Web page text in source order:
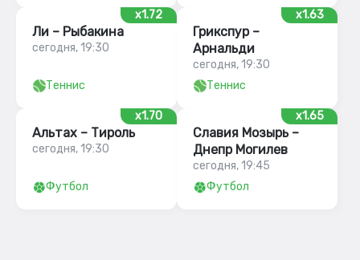
x1.72
Ли – Рыбакина
сегодня, 19:30
Теннис
x1.63
Грикспур –
Арнальди
сегодня, 19:30
Теннис
x1.70
Альтах – Тироль
сегодня, 19:30
Футбол
x1.65
Славия Мозырь –
Днепр Могилев
сегодня, 19:45
Футбол